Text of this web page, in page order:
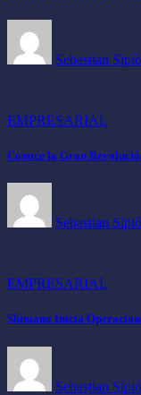
Sebastian
EMPRESARIAL
Conoce la Gran
Sebastian
EMPRESARIAL
Shimano Inicia
Sebastian